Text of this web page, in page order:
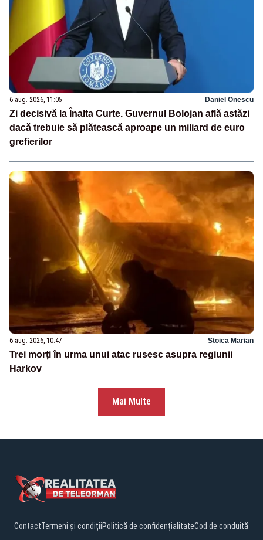
6 aug. 2026, 11:05 Daniel Onescu
Zi decisivă la Înalta Curte. Guvernul Bolojan află astăzi
dacă trebuie să plătească aproape un miliard de euro
grefierilor
6 aug. 2026, 10:47 Stoica Marian
Trei morți în urma unui atac rusesc asupra regiunii
Harkov
Mai Multe
ContactTermeni și condițiiPolitică de confidențialitateCod de conduită